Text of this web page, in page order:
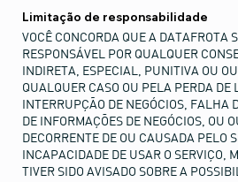
Limitação de responsabilidade
VOCÊ CONCORDA QUE A DATAFROTA
RESPONSÁVEL POR QUALQUER
INDIRETA, ESPECIAL, PUNITIVA OU
QUALQUER CASO OU PELA PERDA DE
INTERRUPÇÃO DE NEGÓCIOS, FALHA
DE INFORMAÇÕES DE NEGÓCIOS, OU
DECORRENTE DE OU CAUSADA PELO
INCAPACIDADE DE USAR O SERVIÇO,
TIVER SIDO AVISADO SOBRE A